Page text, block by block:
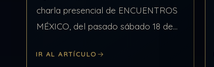
charla presencial de ENCUENTROS
MÉXICO, del pasado sábado 18 de
Tema, El Perdón: Punto #1 de 12:
IR AL ARTÍCULO